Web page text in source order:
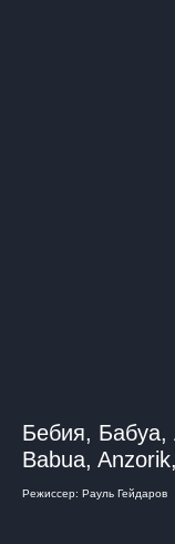
Бебия, Бабуа,
Babua,
Режиссер: Рауль Гейдаров